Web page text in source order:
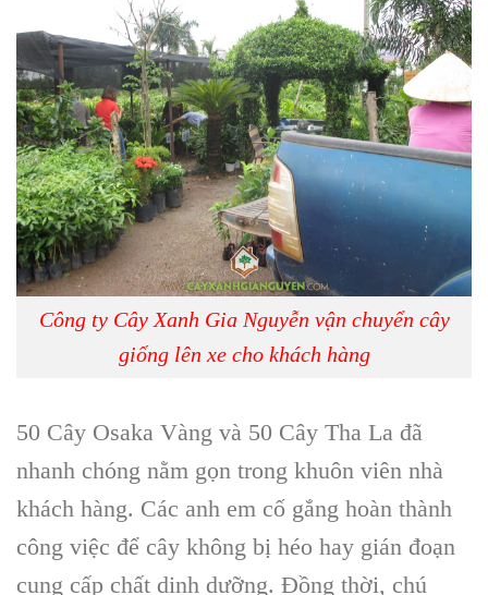
Công ty Cây Xanh Gia Nguyễn vận chuyển cây
giống lên xe cho khách hàng
50 Cây Osaka Vàng và 50 Cây Tha La đã
nhanh chóng nằm gọn trong khuôn viên nhà
khách hàng. Các anh em cố gắng hoàn thành
công việc để cây không bị héo hay gián đoạn
cung cấp chất dinh dưỡng. Đồng thời, chú